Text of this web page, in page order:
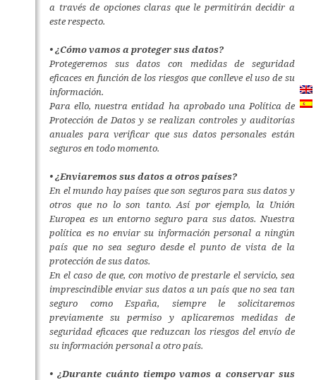
a través de opciones claras que le permitirán decidir a
este respecto.
• ¿Cómo vamos a proteger sus datos?
Protegeremos sus datos con medidas de seguridad
eficaces en función de los riesgos que conlleve el uso de su
información.
Para ello, nuestra entidad ha aprobado una Política de
Protección de Datos y se realizan controles y auditorías
anuales para verificar que sus datos personales están
seguros en todo momento.
• ¿Enviaremos sus datos a otros países?
En el mundo hay países que son seguros para sus datos y
otros que no lo son tanto. Así por ejemplo, la Unión
Europea es un entorno seguro para sus datos. Nuestra
política es no enviar su información personal a ningún
país que no sea seguro desde el punto de vista de la
protección de sus datos.
En el caso de que, con motivo de prestarle el servicio, sea
imprescindible enviar sus datos a un país que no sea tan
seguro como España, siempre le solicitaremos
previamente su permiso y aplicaremos medidas de
seguridad eficaces que reduzcan los riesgos del envío de
su información personal a otro país.
• ¿Durante cuánto tiempo vamos a conservar sus